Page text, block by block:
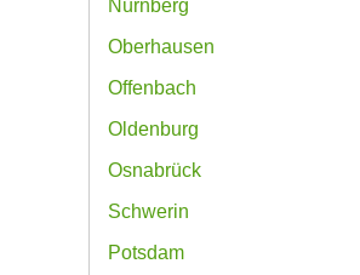
Nürnberg
Oberhausen
Offenbach
Oldenburg
Osnabrück
Schwerin
Potsdam